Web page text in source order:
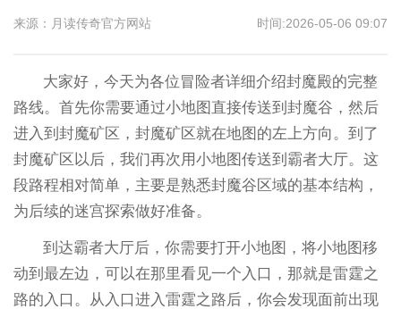
来源：月读传奇官方网站 时间:2026-05-06 09:07
大家好，今天为各位冒险者详细介绍封魔殿的完整
路线。首先你需要通过小地图直接传送到封魔谷，然后
进入到封魔矿区，封魔矿区就在地图的左上方向。到了
封魔矿区以后，我们再次用小地图传送到霸者大厅。这
段路程相对简单，主要是熟悉封魔谷区域的基本结构，
为后续的迷宫探索做好准备。
到达霸者大厅后，你需要打开小地图，将小地图移
动到最左边，可以在那里看见一个入口，那就是雷霆之
路的入口。从入口进入雷霆之路后，你会发现面前出现